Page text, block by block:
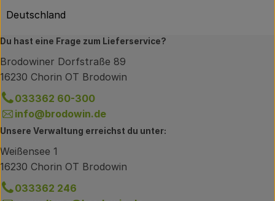
Deutschland
Du hast eine Frage zum Lieferservice?
Brodowiner Dorfstraße 89
16230 Chorin OT Brodowin
033362 60-300
info@brodowin.de
Unsere Verwaltung erreichst du unter:
Weißensee 1
16230 Chorin OT Brodowin
033362 246